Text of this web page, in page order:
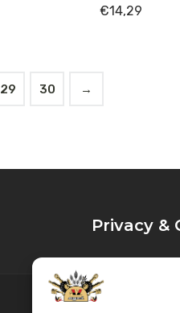
€14,29
29 30 →
Privacy &